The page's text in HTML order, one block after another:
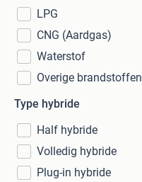
LPG
CNG (Aardgas)
Waterstof
Overige brandstoffen
Type hybride
Half hybride
Volledig hybride
Plug-in hybride